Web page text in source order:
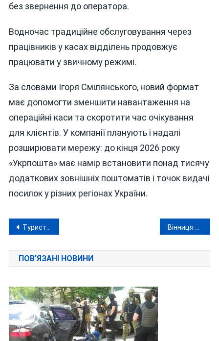
без звернення до оператора.
Водночас традиційне обслуговування через
працівників у касах відділень продовжує
працювати у звичному режимі.
За словами Ігоря Смілянського, новий формат
має допомогти зменшити навантаження на
операційні каси та скоротити час очікування
для клієнтів. У компанії планують і надалі
розширювати мережу: до кінця 2026 року
«Укрпошта» має намір встановити понад тисячу
додаткових зовнішніх поштоматів і точок видачі
посилок у різних регіонах України.
Навігація
записів
Туристичний автобус перекинувся на Хмельниччині: серед постраждалих — дівчинка з Вінниччини
ПОВ'ЯЗАНІ НОВИНИ